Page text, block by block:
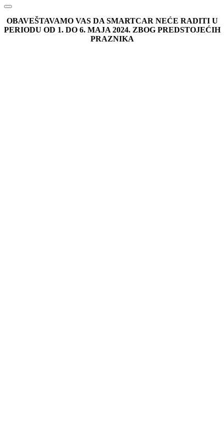
OBAVEŠTAVAMO VAS DA SMARTCAR NEĆE RADITI U
PERIODU OD 1. DO 6. MAJA 2024. ZBOG PREDSTOJEĆIH
PRAZNIKA